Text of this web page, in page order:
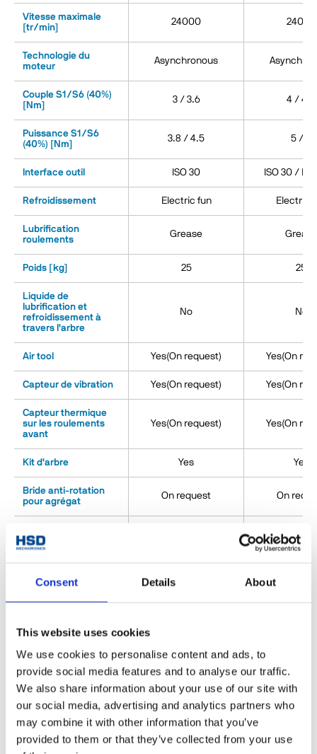
Consent Details About
This website uses cookies
We use cookies to personalise content and ads, to
provide social media features and to analyse our traffic.
We also share information about your use of our site with
our social media, advertising and analytics partners who
may combine it with other information that you’ve
provided to them or that they’ve collected from your use
Vitesse maximale
[tr/min]
24000 24000
Technologie du
moteur
Asynchronous
Couple S1/S6 (40%)
[Nm]
3 / 3.6 4 / 4.8
Puissance S1/S6
(40%) [Nm]
3.8 / 4.5 5 / 6
Interface outil ISO 30 ISO 30 /
Refroidissement Electric fun Electric
Lubrification
roulements
Grease Grease
Poids [kg] 25 25
Liquide de
lubrification et
refroidissement à
travers l'arbre
No No
Air tool Yes(On request) Yes(On
Capteur de vibration Yes(On request) Yes(On
Capteur thermique
sur les roulements
avant
Yes(On request) Yes(On
Kit d'arbre Yes Yes
Bride anti-rotation
pour agrégat
On request On
myHSD
On